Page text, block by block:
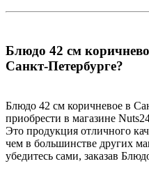
Блюдо 42 см
Санкт-Петербурге?
Блюдо 42 см коричневое в
приобрести в магазине
Это продукция отличного
чем в большинстве других
убедитесь сами, заказав